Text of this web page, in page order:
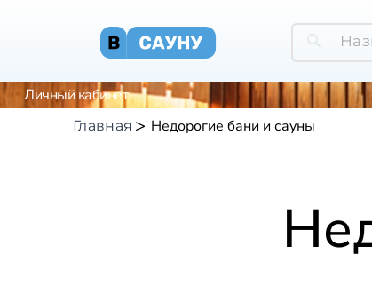
Личный кабинет
Главная Недорогие бани и сауны